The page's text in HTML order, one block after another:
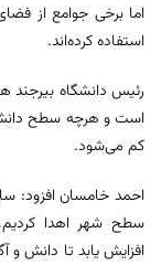
اما برخی جوامع از
استفاده کرده‌اند.
رئیس دانشگاه
است و هرچه سطح دانش
کم می‌شود.
سطح شهر اهدا
افزایش یابد تا دانش و